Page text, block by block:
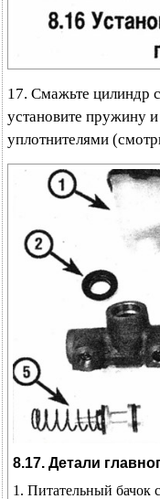
17. Смажьте цилиндр
установите пружину
уплотнителями
8.17. Детали
1. Питательный бачок